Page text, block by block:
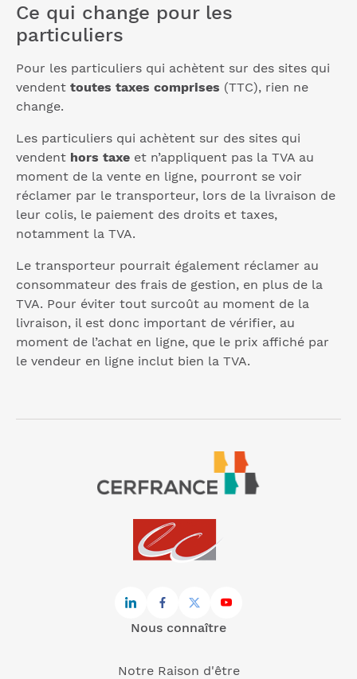
Ce qui change pour les
particuliers
Pour les particuliers qui achètent sur des sites qui
vendent toutes taxes comprises (TTC), rien ne
change.
Les particuliers qui achètent sur des sites qui
vendent hors taxe et n’appliquent pas la TVA au
moment de la vente en ligne, pourront se voir
réclamer par le transporteur, lors de la livraison de
leur colis, le paiement des droits et taxes,
notamment la TVA.
Le transporteur pourrait également réclamer au
consommateur des frais de gestion, en plus de la
TVA. Pour éviter tout surcoût au moment de la
livraison, il est donc important de vérifier, au
moment de l’achat en ligne, que le prix affiché par
le vendeur en ligne inclut bien la TVA.
Nous connaître
Notre Raison d'être